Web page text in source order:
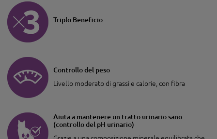
Triplo Beneficio
Controllo del peso
Livello moderato di grassi e calorie, con fibra
Aiuta a mantenere un tratto urinario sano
(controllo del pH urinario)